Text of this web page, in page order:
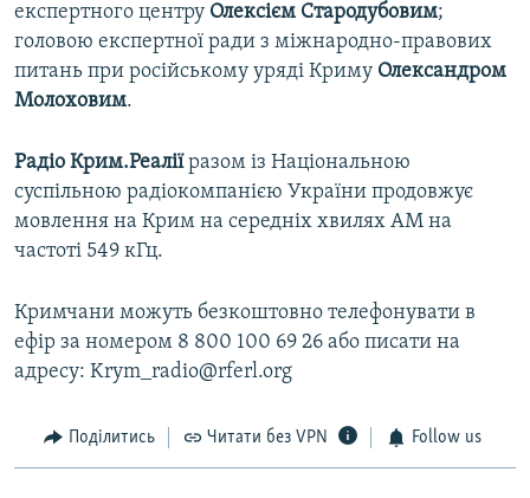
експертного центру Олексієм Стародубовим;
головою експертної ради з міжнародно-правових
питань при російському уряді Криму Олександром
Молоховим.
Радіо Крим.Реаліїразом із Національною
суспільною радіокомпанією України продовжує
мовлення на Крим на середніх хвилях АМ на
частоті 549 кГц.
Кримчани можуть безкоштовно телефонувати в
ефір за номером 8 800 100 69 26 або писати на
адресу: Krym_radio@rferl.org
Поділитись Читати без VPN Follow us